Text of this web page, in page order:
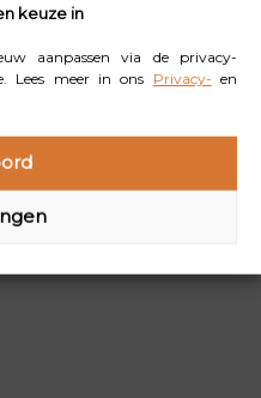
keuze in
aanpassen via de privacy-
Lees meer in ons Privacy- en